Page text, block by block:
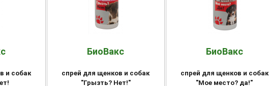
и собак
БиоВакс
спрей для щенков и собак
"Грызть? Нет!"
БиоВакс
спрей для щенков и собак
"Мое место? да!"